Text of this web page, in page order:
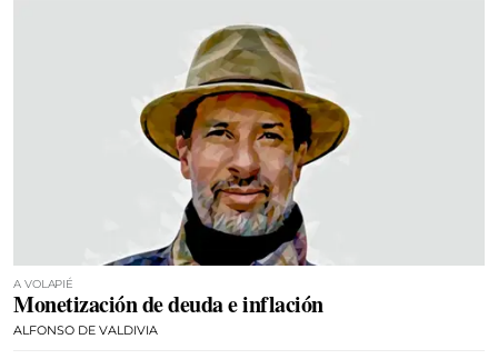
A VOLAPIÉ
Monetización de deuda e inflación
ALFONSO DE VALDIVIA